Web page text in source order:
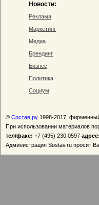
Новости:
Реклама
Маркетинг
Медиа
Брендинг
Бизнес
Политика
Социум
© Состав.ру 1998-2017,
При использовании материалов
тел/факс: +7 (495) 230 0597 адрес:
Администрация Sostav.ru просит